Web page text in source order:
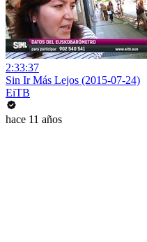
2:33:37
Sin Ir Más Lejos (2015-07-24)
EiTB
hace 11 años